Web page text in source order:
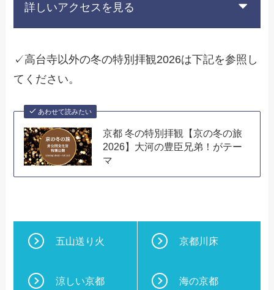
詳しいアクセスを見る
✓高台寺以外の冬の特別拝観2026は下記を参照し
てください。
あわせて読みたい
京都 冬の特別拝観【京の冬の旅
2026】大河の豊臣兄弟！がテー
マ
五山送り火 京都川床
涼しい京都 海の京都